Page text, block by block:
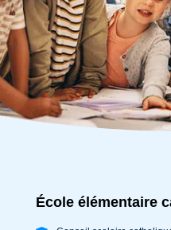
École élémentaire